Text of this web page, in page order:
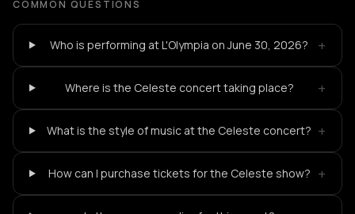
COMMON QUESTIONS
Who is performing at L'Olympia on June 30, 2026? +
Where is the Celeste concert taking place? +
What is the style of music at the Celeste concert? +
How can I purchase tickets for the Celeste show? +